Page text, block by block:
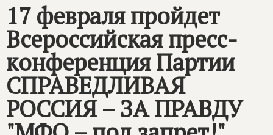
17 февраля пройдет
Всероссийская пресс-
конференция Партии
СПРАВЕДЛИВАЯ
РОССИЯ – ЗА ПРАВДУ